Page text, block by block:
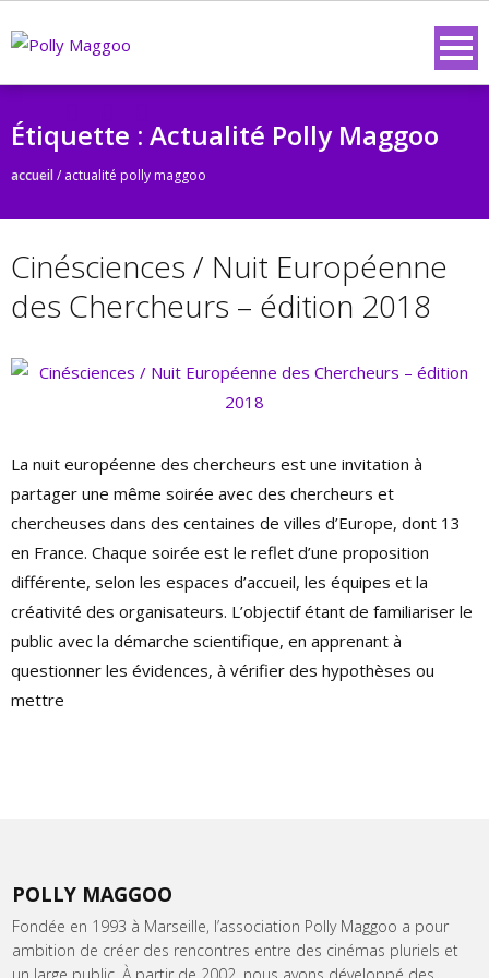
Étiquette : Actualité Polly Maggoo
accueil/actualité polly maggoo
Cinésciences / Nuit Européenne
des Chercheurs – édition 2018
La nuit européenne des chercheurs est une invitation à
partager une même soirée avec des chercheurs et
chercheuses dans des centaines de villes d’Europe, dont 13
en France. Chaque soirée est le reflet d’une proposition
différente, selon les espaces d’accueil, les équipes et la
créativité des organisateurs. L’objectif étant de familiariser le
public avec la démarche scientifique, en apprenant à
questionner les évidences, à vérifier des hypothèses ou
mettre
POLLY MAGGOO
Fondée en 1993 à Marseille, l’association Polly Maggoo a pour
ambition de créer des rencontres entre des cinémas pluriels et